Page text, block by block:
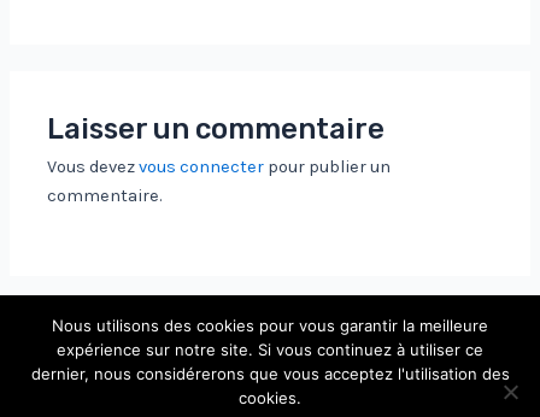
Laisser un commentaire
Vous devezvous connecter pour publier un
commentaire.
Copyright © 2026 Laboratoire de Physique Théorique et
Nous utilisons des cookies pour vous garantir la meilleure
expérience sur notre site. Si vous continuez à utiliser ce
dernier, nous considérerons que vous acceptez l'utilisation des
cookies.